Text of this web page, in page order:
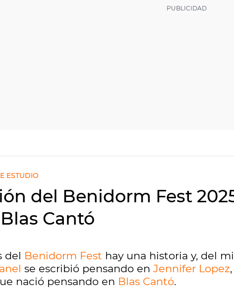
ESTUDIO
del Benidorm Fest
Cantó
del Benidorm Fest hay una historia y, del
se escribió pensando en Jennifer Lopez
nació pensando en Blas Cantó.